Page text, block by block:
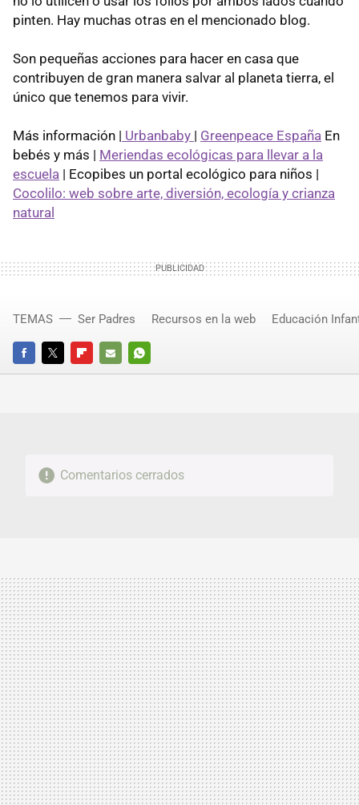
pinten. Hay muchas otras en el mencionado blog.
Son pequeñas acciones para hacer en casa que
contribuyen de gran manera salvar al planeta tierra, el
único que tenemos para vivir.
Más información | Urbanbaby | Greenpeace España En
bebés y más | Meriendas ecológicas para llevar a la
escuela | Ecopibes un portal ecológico para niños |
Cocolilo: web sobre arte, diversión, ecología y crianza
natural
FACEBOOKTWITTERFLIPBOARD
E-
WHATSAPP
TEMAS Ser Padres Recursos en la web Educación
Comentarios cerrados